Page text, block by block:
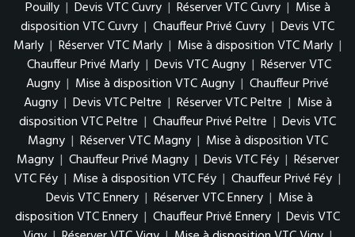
Pouilly | Devis VTC Cuvry | Réserver VTC Cuvry | Mise à
disposition VTC Cuvry | Chauffeur Privé Cuvry | Devis VTC
Marly | Réserver VTC Marly | Mise à disposition VTC Marly |
Chauffeur Privé Marly | Devis VTC Augny | Réserver VTC
Augny | Mise à disposition VTC Augny | Chauffeur Privé
Augny | Devis VTC Peltre | Réserver VTC Peltre | Mise à
disposition VTC Peltre | Chauffeur Privé Peltre | Devis VTC
Magny | Réserver VTC Magny | Mise à disposition VTC
Magny | Chauffeur Privé Magny | Devis VTC Féy | Réserver
VTC Féy | Mise à disposition VTC Féy | Chauffeur Privé Féy |
Devis VTC Ennery | Réserver VTC Ennery | Mise à
disposition VTC Ennery | Chauffeur Privé Ennery | Devis VTC